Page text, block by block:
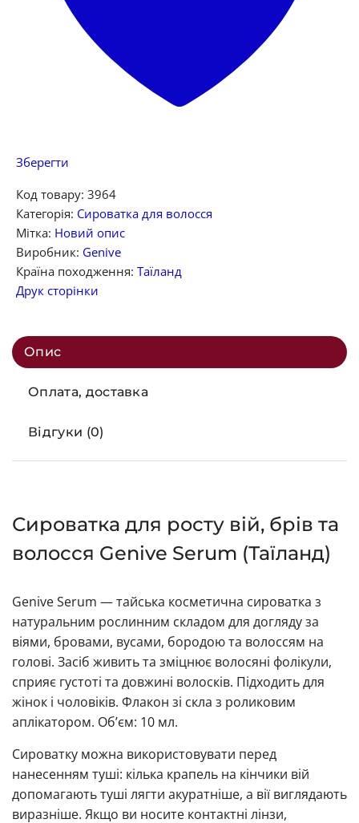
Зберегти
Код товару: 3964
Категорія: Сироватка для волосся
Мітка: Новий опис
Виробник: Genive
Країна походження: Таїланд
Друк сторінки
Опис
Оплата, доставка
Відгуки (0)
Сироватка для росту вій, брів та
волосся Genive Serum (Таїланд)
Genive Serum — тайська косметична сироватка з
натуральним рослинним складом для догляду за
віями, бровами, вусами, бородою та волоссям на
голові. Засіб живить та зміцнює волосяні фолікули,
сприяє густоті та довжині волосків. Підходить для
жінок і чоловіків. Флакон зі скла з роликовим
аплікатором. Об’єм: 10 мл.
Сироватку можна використовувати перед
нанесенням туші: кілька крапель на кінчики вій
допомагають туші лягти акуратніше, а вії виглядають
виразніше. Якщо ви носите контактні лінзи,